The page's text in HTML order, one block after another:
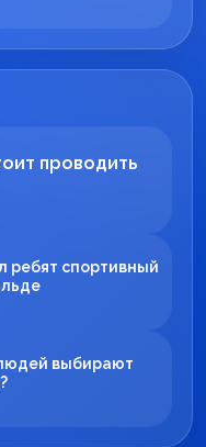
проводить
ребят спортивный
выбирают